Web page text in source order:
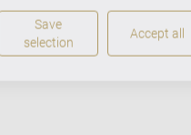
Save
selection
Accept all